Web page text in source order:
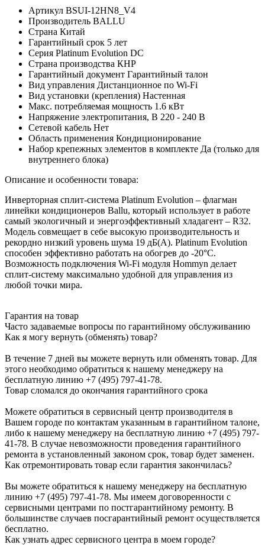
Артикул BSUI-12HN8_V4
Производитель BALLU
Страна Китай
Гарантийный срок 5 лет
Серия Platinum Evolution DC
Страна производства КНР
Гарантийный документ Гарантийный талон
Вид управления Дистанционное по Wi-Fi
Вид установки (крепления) Настенная
Макс. потребляемая мощность 1.6 кВт
Напряжение электропитания, В 220 - 240 В
Сетевой кабель Нет
Область применения Кондиционирование
Набор крепежных элементов в комплекте Да (только для
внутреннего блока)
Описание и особенности товара:
Инверторная сплит-система Platinum Evolution – флагман
линейки кондиционеров Ballu, который использует в работе
самый экологичный и энергоэффективный хладагент – R32.
Модель совмещает в себе высокую производительность и
рекордно низкий уровень шума 19 дБ(А). Platinum Evolution
способен эффективно работать на обогрев до -20°С.
Возможность подключения Wi-Fi модуля Hommyn делает
сплит-систему максимально удобной для управления из
любой точки мира.
Гарантия на товар
Часто задаваемые вопросы по гарантийному обслуживанию
Как я могу вернуть (обменять) товар?
В течение 7 дней вы можете вернуть или обменять товар. Для
этого необходимо обратиться к нашему менеджеру на
бесплатную линию +7 (495) 797-41-78.
Товар сломался до окончания гарантийного срока
Можете обратиться в сервисный центр производителя в
Вашем городе по контактам указанным в гарантийном талоне,
либо к нашему менеджеру на бесплатную линию +7 (495) 797-
41-78. В случае невозможности проведения гарантийного
ремонта в установленный законом срок, товар будет заменен.
Как отремонтировать товар если гарантия закончилась?
Вы можете обратиться к нашему менеджеру на бесплатную
линию +7 (495) 797-41-78. Мы имеем договоренности с
сервисными центрами по постгарантийному ремонту. В
большинстве случаев посгарантийный ремонт осуществляется
бесплатно.
Как узнать адрес сервисного центра в моем городе?